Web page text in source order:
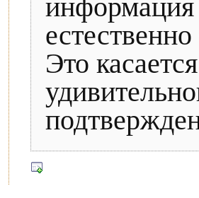
информация
Это